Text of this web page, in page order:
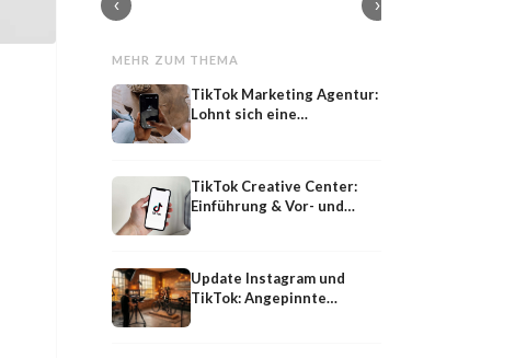
‹ ›
MEHR ZUM THEMA
TikTok Marketing Agentur:
Lohnt sich eine
TikTok Creative Center:
Einführung & Vor- und
Update Instagram und
TikTok: Angepinnte